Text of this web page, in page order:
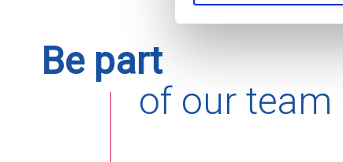
Be part
of our team